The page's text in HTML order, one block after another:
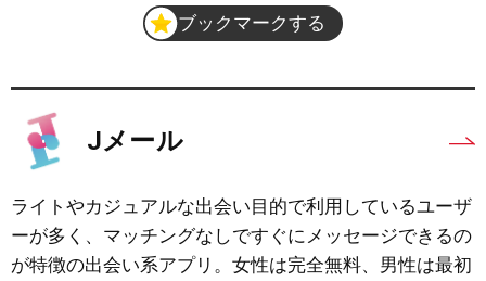
ブックマークする
Jメール
ライトやカジュアルな出会い目的で利用しているユーザ
ーが多く、マッチングなしですぐにメッセージできるの
が特徴の出会い系アプリ。女性は完全無料、男性は最初